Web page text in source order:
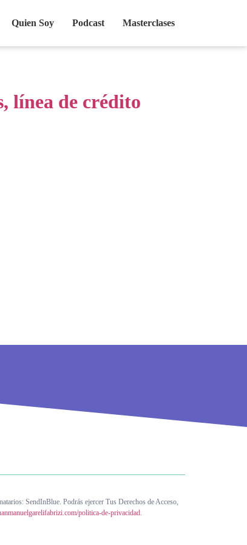
Quien Soy Podcast Masterclases
línea de crédito
SendInBlue. Podrás ejercer Tus Derechos de Acceso,
politica-de-privacidad.